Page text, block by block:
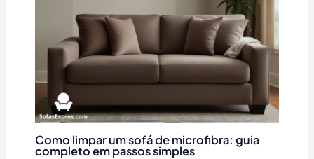
Como limpar um sofá de microfibra: guia
completo em passos simples